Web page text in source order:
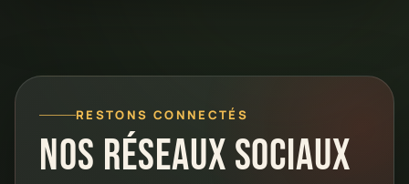
RESTONS CONNECTÉS
Nos réseaux sociaux